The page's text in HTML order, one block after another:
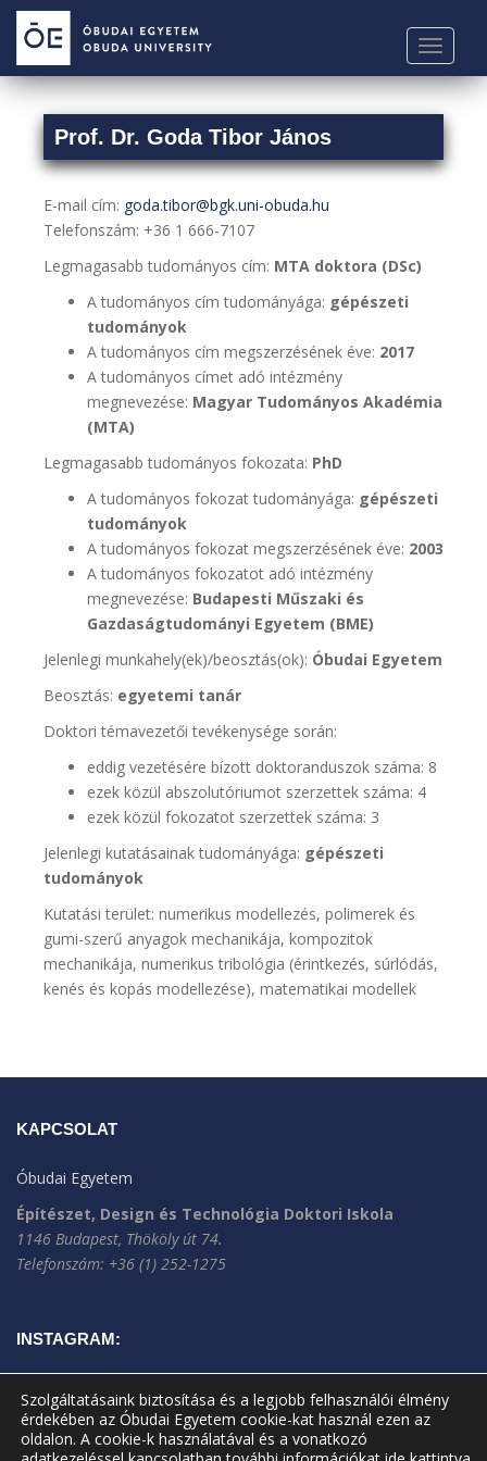
p
Prof. Dr. Goda Tibor János
E-mail cím: goda.tibor@bgk.uni-obuda.hu
Telefonszám: +36 1 666-7107
Legmagasabb tudományos cím: MTA doktora (DSc)
A tudományos cím tudományága: gépészeti
tudományok
A tudományos cím megszerzésének éve: 2017
A tudományos címet adó intézmény
megnevezése: Magyar Tudományos Akadémia
(MTA)
Legmagasabb tudományos fokozata: PhD
A tudományos fokozat tudományága: gépészeti
tudományok
A tudományos fokozat megszerzésének éve: 2003
A tudományos fokozatot adó intézmény
megnevezése: Budapesti Műszaki és
Gazdaságtudományi Egyetem (BME)
Jelenlegi munkahely(ek)/beosztás(ok): Óbudai Egyetem
Beosztás: egyetemi tanár
Doktori témavezetői tevékenysége során:
eddig vezetésére bízott doktoranduszok száma: 8
ezek közül abszolutóriumot szerzettek száma: 4
ezek közül fokozatot szerzettek száma: 3
Jelenlegi kutatásainak tudományága: gépészeti
tudományok
Kutatási terület: numerikus modellezés, polimerek és
gumi-szerű anyagok mechanikája, kompozitok
mechanikája, numerikus tribológia (érintkezés, súrlódás,
kenés és kopás modellezése), matematikai modellek
KAPCSOLAT
Óbudai Egyetem
Építészet, Design és Technológia Doktori Iskola
1146 Budapest, Thököly út 74.
Telefonszám: +36 (1) 252-1275
INSTAGRAM:
Szolgáltatásaink biztosítása és a legjobb felhasználói élmény
érdekében az Óbudai Egyetem cookie-kat használ ezen az
oldalon. A cookie-k használatával és a vonatkozó